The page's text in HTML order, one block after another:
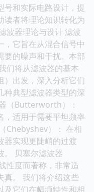
号和实际电路设计，提
读者将理论知识转化为
波器理论与设计 滤波
，它旨在从混合信号中
要的噪声和干扰。本部
们将从滤波器的基本
）出发，深入分析它们
种典型滤波器类型的深
（Butterworth）：
，适用于需要平坦频率
Chebyshev）： 在相
器实现更陡峭的过渡
。 贝塞尔滤波器
性度而著称，非常适
真。 我们将介绍这些
及它们在幅频特性和相